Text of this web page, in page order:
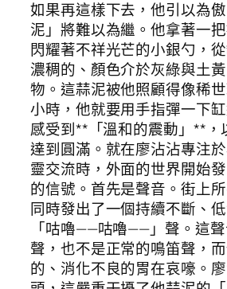
如果再這樣下去，他引以為
泥」將難以為繼。他拿著一
閃耀著不祥光芒的小銀勺，
濃稠的、顏色介於灰綠與土
物。這蒜泥被他照顧得像稀
小時，他就要用手指彈一下
感受到**「溫和的震動」**，
達到圓滿。就在廖沾沾專注
靈交流時，外面的世界開始
的信號。首先是聲音。街上
同時發出了一個持續不斷、
「咕嚕——咕嚕——」聲。這
聲，也不是正常的鳴笛聲，
的、消化不良的胃在哀嚎。